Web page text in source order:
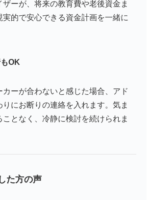
ザーが、将来の教育費や老後資金ま
実的で安心できる資金計画を一緒に
OK
カーが合わないと感じた場合、アド
にお断りの連絡を入れます。気ま
となく、冷静に検討を続けられま
た方の声